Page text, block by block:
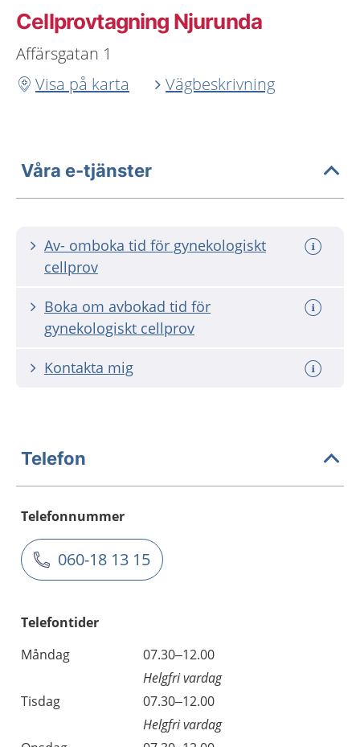
Cellprovtagning Njurunda
Affärsgatan 1
Visa på karta
Vägbeskrivning
Våra e-tjänster
Av- omboka tid för gynekologiskt
cellprov
Boka om avbokad tid för
gynekologiskt cellprov
Kontakta mig
Telefon
Telefonnummer
060-18 13 15
Telefontider
Måndag
07.30–12.00
Helgfri vardag
Tisdag
07.30–12.00
Helgfri vardag